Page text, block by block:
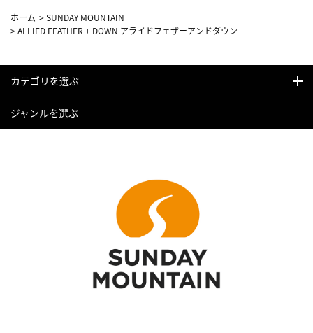
ホーム >SUNDAY MOUNTAIN
>ALLIED FEATHER + DOWN アライドフェザーアンドダウン
カテゴリを選ぶ
ジャンルを選ぶ